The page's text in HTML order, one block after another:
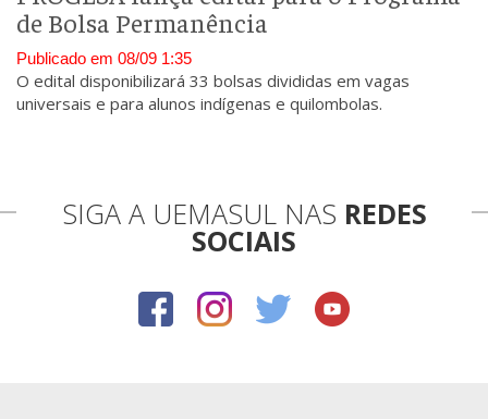
de Bolsa Permanência
Publicado em 08/09 1:35
O edital disponibilizará 33 bolsas divididas em vagas
universais e para alunos indígenas e quilombolas.
SIGA A UEMASUL NAS REDES
SOCIAIS